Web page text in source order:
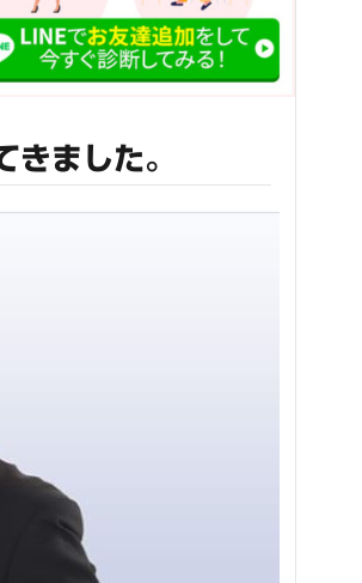
ました。